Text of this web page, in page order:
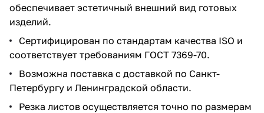
обеспечивает эстетичный внешний вид готовых
изделий.
Сертифицирован по стандартам качества ISO и
соответствует требованиям ГОСТ 7369-70.
Возможна поставка с доставкой по Санкт-
Петербургу и Ленинградской области.
Резка листов осуществляется точно по размерам